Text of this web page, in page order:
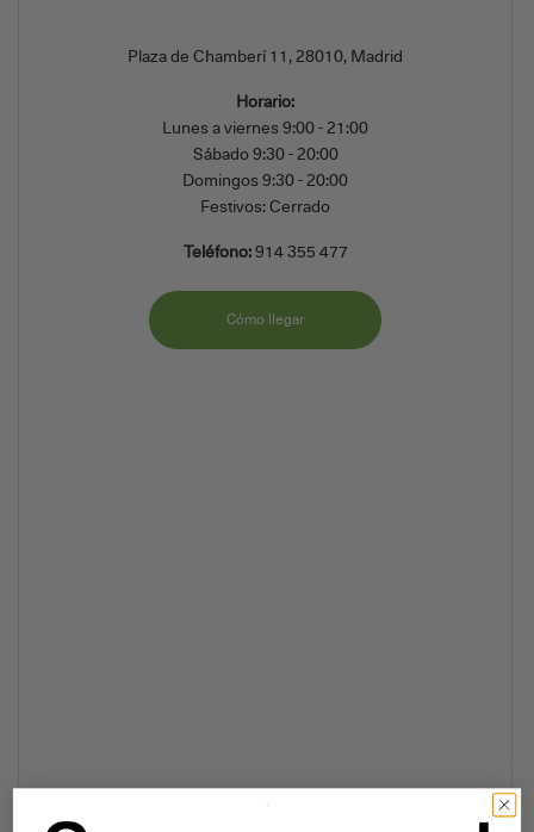
Plaza de Chamberí 11, 28010, Madrid
Horario:
Lunes a viernes 9:00 - 21:00
Sábado 9:30 - 20:00
Domingos 9:30 - 20:00
Festivos: Cerrado
Teléfono: 914 355 477
Cómo llegar